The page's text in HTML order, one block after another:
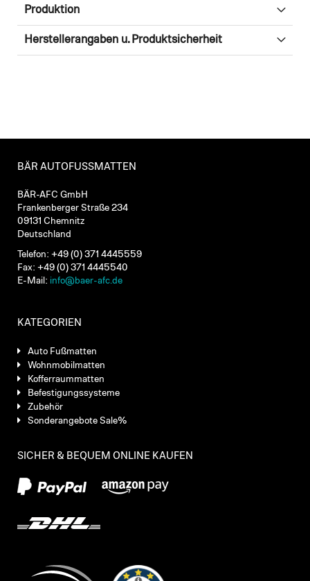
Produktion
Herstellerangaben u. Produktsicherheit
BÄR AUTOFUSSMATTEN
BÄR-AFC GmbH
Frankenberger Straße 234
09131 Chemnitz
Deutschland
Telefon: +49 (0) 371 4445559
Fax: +49 (0) 371 4445540
E-Mail: info@baer-afc.de
KATEGORIEN
Auto Fußmatten
Wohnmobilmatten
Kofferraummatten
Befestigungssysteme
Zubehör
Sonderangebote Sale%
SICHER & BEQUEM ONLINE KAUFEN